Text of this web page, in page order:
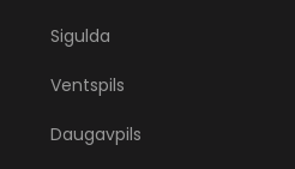
Sigulda
Ventspils
Daugavpils